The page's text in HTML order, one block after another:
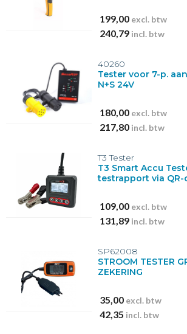
199,00 excl. btw
240,79 incl. btw
40260
Tester voor 7-p.
N+S 24V
180,00 excl. btw
217,80 incl. btw
T3 Tester
T3 Smart Accu
testrapport via QR-
109,00 excl. btw
131,89 incl. btw
SP62008
STROOM TESTER
ZEKERING
35,00 excl. btw
42,35 incl. btw